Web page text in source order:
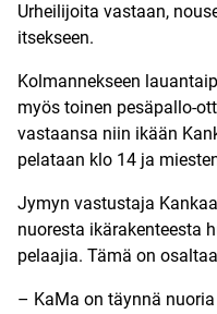
Urheilijoita vastaan,
itsekseen.
Kolmannekseen
myös toinen pesäpallo-
vastaansa niin ikään
pelataan klo 14 ja
Jymyn vastustaja
nuoresta ikärakenteesta
pelaajia. Tämä on
– KaMa on täynnä